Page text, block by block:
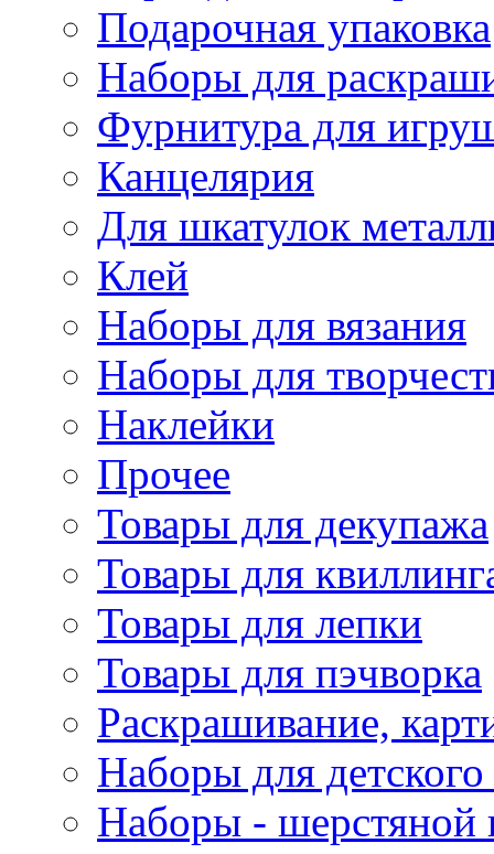
Подарочная упаковка
Наборы для
Фурнитура для
Канцелярия
Для шкатулок
Клей
Наборы для вязания
Наборы для
Наклейки
Прочее
Товары для декупажа
Товары для
Товары для лепки
Товары для пэчворка
Раскрашивание,
Наборы для
Наборы - шерстяной